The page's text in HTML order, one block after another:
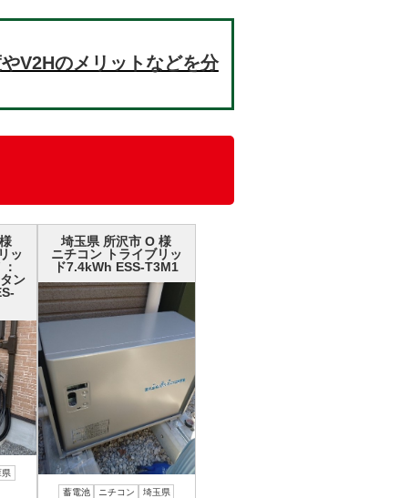
V2Hのメリットなどを分
ッ
ン
県
埼玉県 所沢市 О 様
ニチコン トライブリッ
ド7.4kWh ESS-T3M1
蓄電池 ニチコン 埼玉県